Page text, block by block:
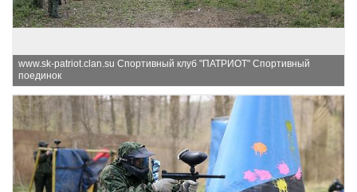
www.sk-patriot.clan.su Спортивный клуб "ПАТРИОТ" Спортивный
поединок